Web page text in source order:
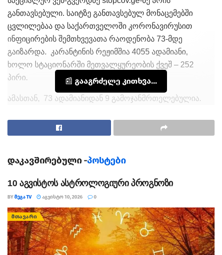
განთავსებული. საიტზე განთავსებულ მონაცემებში
ცვლილებაა და საქართველოში კორონავირუსით
ინფიცირების შემთხვევათა რაოდენობა 73-მდე
გაიზარდა. კარანტინის რეჟიმშია 4055 ადამიანი,
ხოლო სტაციონარში მეთვალყურეობის ქვეშ – 252
პირი.
ამასთან, 73 ადამიანიდან 9 გამოჯანმრთელებულია.
📰 გააგრძელე კითხვა...
თეგები: ახალი შემთხვევა კორონა
დაკავშირებული -პოსტები
10 აგვისტოს ასტროლოგიური პროგნოზი
BYᲛᲔᲒᲐ TV ᲐᲒᲕᲘᲡᲢᲝ 10, 2026 0
ᲛᲗᲐᲕᲐᲠᲘ